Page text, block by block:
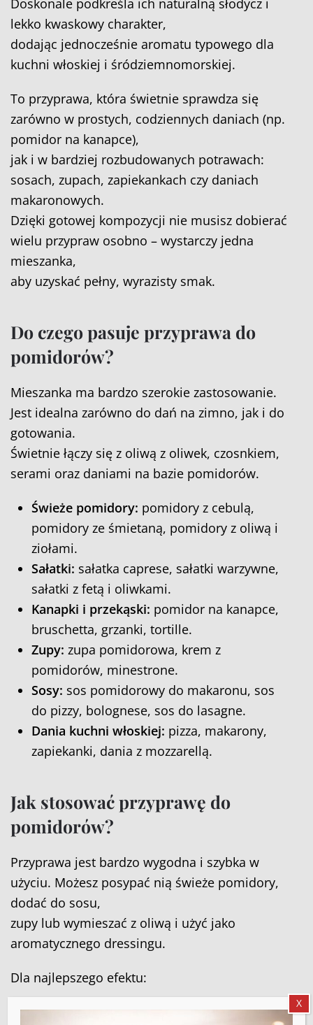
Doskonale podkreśla ich naturalną słodycz i
lekko kwaskowy charakter,
dodając jednocześnie aromatu typowego dla
kuchni włoskiej i śródziemnomorskiej.
To przyprawa, która świetnie sprawdza się
zarówno w prostych, codziennych daniach (np.
pomidor na kanapce),
jak i w bardziej rozbudowanych potrawach:
sosach, zupach, zapiekankach czy daniach
makaronowych.
Dzięki gotowej kompozycji nie musisz dobierać
wielu przypraw osobno – wystarczy jedna
mieszanka,
aby uzyskać pełny, wyrazisty smak.
Do czego pasuje przyprawa do
pomidorów?
Mieszanka ma bardzo szerokie zastosowanie.
Jest idealna zarówno do dań na zimno, jak i do
gotowania.
Świetnie łączy się z oliwą z oliwek, czosnkiem,
serami oraz daniami na bazie pomidorów.
Świeże pomidory: pomidory z cebulą,
pomidory ze śmietaną, pomidory z oliwą i
ziołami.
Sałatki: sałatka caprese, sałatki warzywne,
sałatki z fetą i oliwkami.
Kanapki i przekąski: pomidor na kanapce,
bruschetta, grzanki, tortille.
Zupy: zupa pomidorowa, krem z
pomidorów, minestrone.
Sosy: sos pomidorowy do makaronu, sos
do pizzy, bolognese, sos do lasagne.
Dania kuchni włoskiej: pizza, makarony,
zapiekanki, dania z mozzarellą.
Jak stosować przyprawę do
pomidorów?
Przyprawa jest bardzo wygodna i szybka w
użyciu. Możesz posypać nią świeże pomidory,
dodać do sosu,
zupy lub wymieszać z oliwą i użyć jako
aromatycznego dressingu.
Dla najlepszego efektu:
Do dań na zimno
– dodaj przyprawę
X